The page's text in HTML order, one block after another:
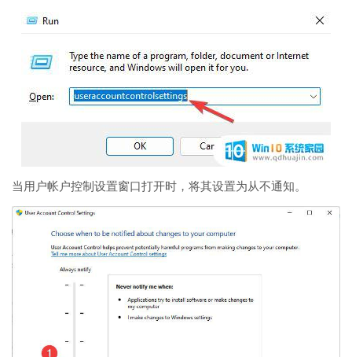
当用户帐户控制设置窗口打开时，将其设置为从不通知。